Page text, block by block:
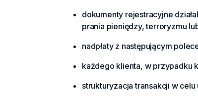
dokumenty rejestracyjne
prania pieniędzy, terroryzmu
nadpłaty z następującym
każdego klienta, w przypadku
strukturyzacja transakcji w